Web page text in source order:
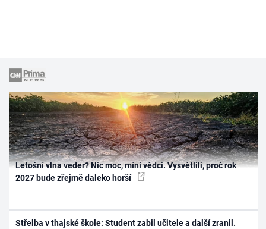
Letošní vlna veder? Nic moc, míní vědci. Vysvětlili, proč rok
2027 bude zřejmě daleko horší
Střelba v thajské škole: Student zabil učitele a další zranil.